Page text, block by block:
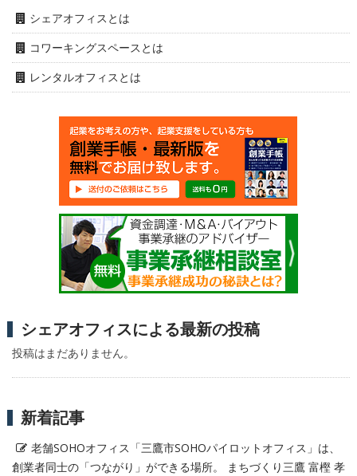
シェアオフィスとは
コワーキングスペースとは
レンタルオフィスとは
シェアオフィスによる最新の投稿
投稿はまだありません。
新着記事
老舗SOHOオフィス「三鷹市SOHOパイロットオフィス」は、
創業者同士の「つながり」ができる場所。 まちづくり三鷹 富樫 孝